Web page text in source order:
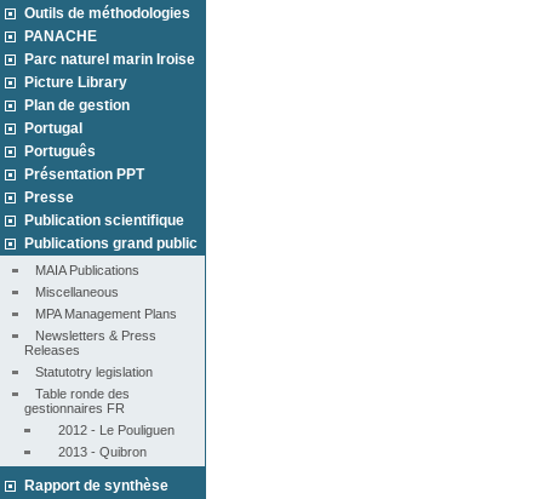
Outils de méthodologies
PANACHE
Parc naturel marin Iroise
Picture Library
Plan de gestion
Portugal
Português
Présentation PPT
Presse
Publication scientifique
Publications grand public
MAIA Publications
Miscellaneous
MPA Management Plans
Newsletters & Press
Releases
Statutotry legislation
Table ronde des
gestionnaires FR
2012 - Le Pouliguen
2013 - Quibron
Rapport de synthèse